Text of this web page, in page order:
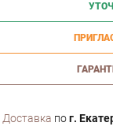
Доставка пог.